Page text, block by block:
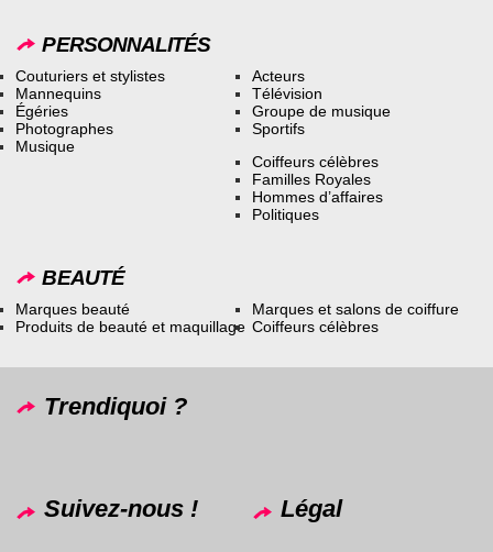
PERSONNALITÉS
Couturiers et stylistes
Mannequins
Égéries
Photographes
Musique
Acteurs
Télévision
Groupe de musique
Sportifs
Coiffeurs célèbres
Familles Royales
Hommes d’affaires
Politiques
BEAUTÉ
Marques beauté
Produits de beauté et maquillage
Marques et salons de coiffure
Coiffeurs célèbres
Trendiquoi ?
Suivez-nous ! Légal